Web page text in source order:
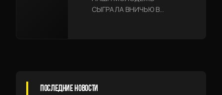
СЫГРАЛА ВНИЧЬЮ В
ПОСЛЕДНИЕ НОВОСТИ